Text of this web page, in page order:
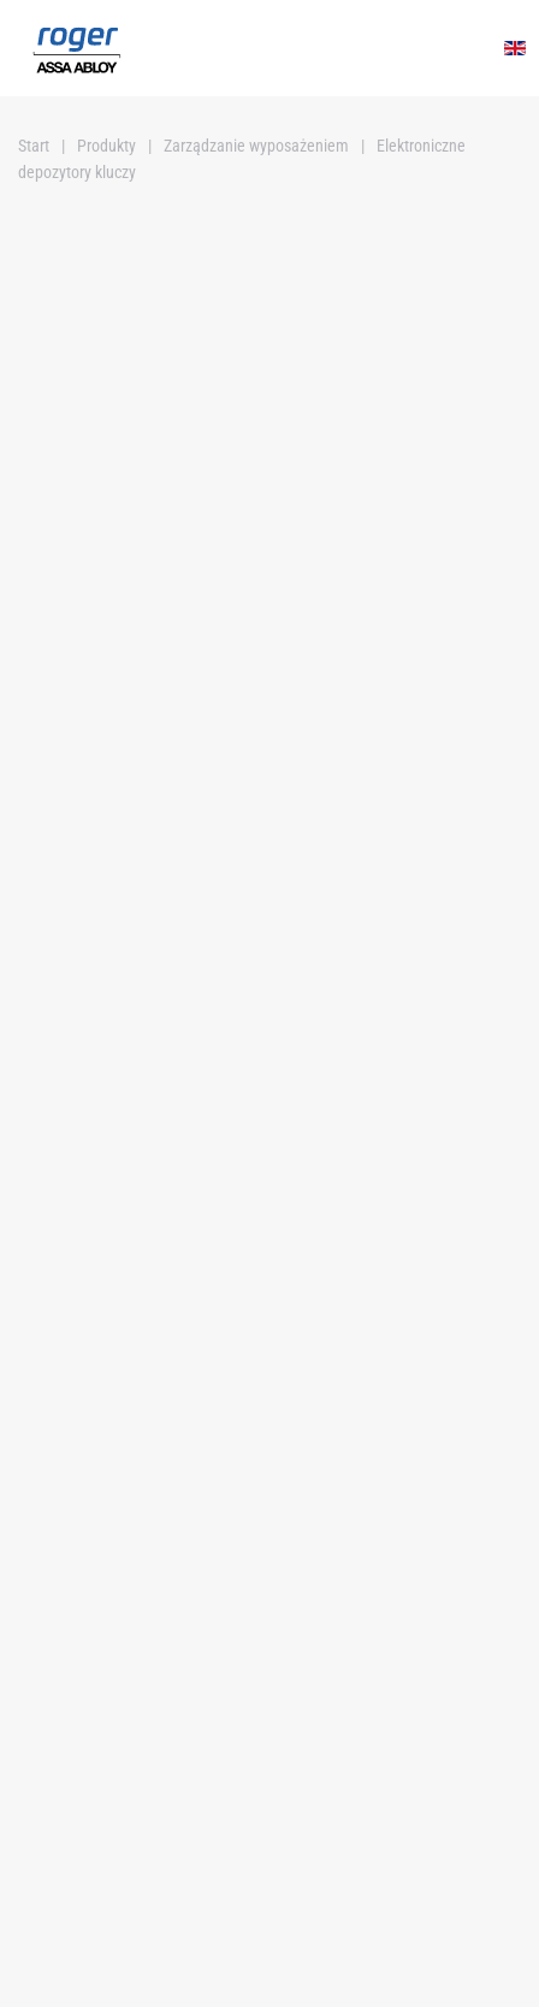
Przejdź do głównej treści
Start Produkty Zarządzanie wyposażeniem
Elektroniczne
depozytory kluczy